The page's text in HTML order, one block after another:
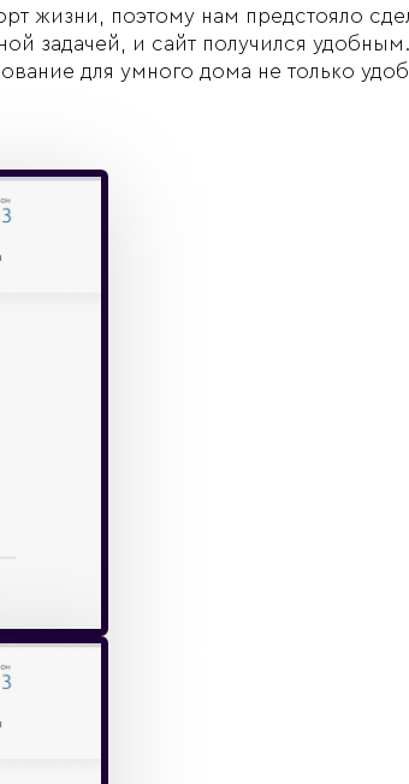
жизни, поэтому нам предстояло
задачей, и сайт получился
для умного дома не только